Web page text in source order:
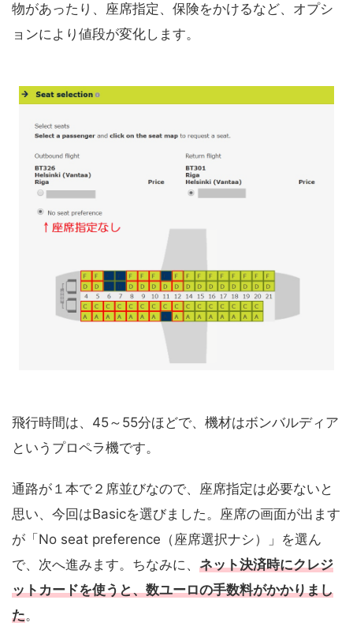
物があったり、座席指定、保険をかけるなど、オプシ
ョンにより値段が変化します。
飛行時間は、45～55分ほどで、機材はボンバルディア
というプロペラ機です。
通路が１本で２席並びなので、座席指定は必要ないと
思い、今回はBasicを選びました。座席の画面が出ます
が「No seat preference（座席選択ナシ）」を選ん
で、次へ進みます。ちなみに、 ネット決済時にクレジ
ットカードを使うと、数ユーロの手数料がかかりまし
た。